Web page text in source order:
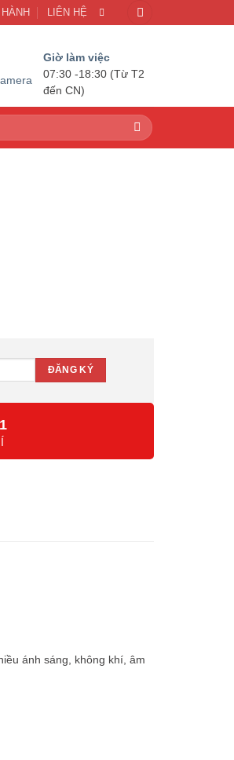
LIÊN HỆ
Giờ làm việc
07:30 -18:30 (Từ T2
đến CN)
ánh sáng, không khí, âm